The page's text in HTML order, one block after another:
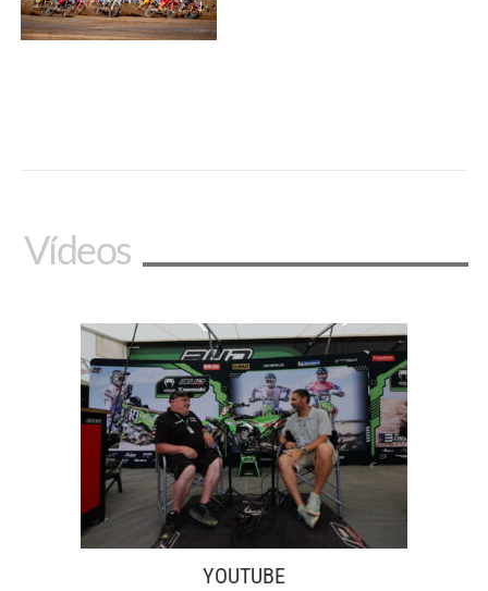
Vídeos
YOUTUBE